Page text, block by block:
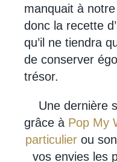
manquait à
donc la recette
qu’il ne tiendra
de conserver
trésor.
Une dernière
grâce à Pop My
particulier ou
vos envies les